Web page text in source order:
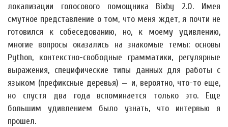
локализации голосового помощника Bixby 2.0. Имея
смутное представление о том, что меня ждет, я почти не
готовился к собеседованию, но, к моему удивлению,
многие вопросы оказались на знакомые темы: основы
Python, контекстно-свободные грамматики, регулярные
выражения, специфические типы данных для работы с
языком (префиксные деревья) — и, вероятно, что-то еще,
но спустя два года вспоминается только это. Еще
большим удивлением было узнать, что интервью я
прошел.